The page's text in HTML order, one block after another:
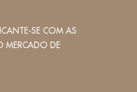
SE COM AS
MERCADO DE